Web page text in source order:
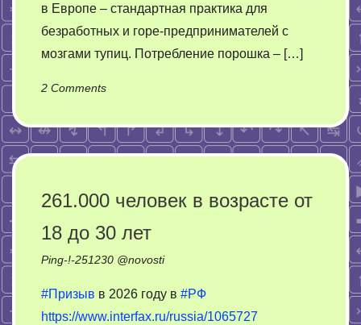
в Европе – стандартная практика для
безработных и горе-предпринимателей с
мозгами тупиц. Потребление порошка – […]
2 Commentson
решается
вопрос
коки
в
стратегического
значения
261.000 человек в возрасте от
18 до 30 лет
Ping-!-251230 @novosti
#Призыв в 2026 году в #РФ
https://www.interfax.ru/russia/1065727